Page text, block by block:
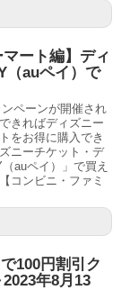
マート編】ディ
（auペイ）で
ペーンが開催され
きればディズニー
をお得に購入でき
ニーチケット・デ
auペイ）」で買え
コンビニ・ファミ
100円割引ク
年8月13